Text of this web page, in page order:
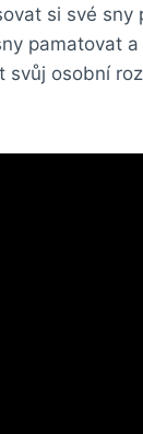
si své sny
pamatovat
osobní